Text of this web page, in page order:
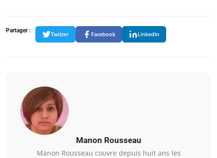
Partager :
Twitter Facebook LinkedIn
Manon Rousseau
Manon Rousseau couvre depuis huit ans les